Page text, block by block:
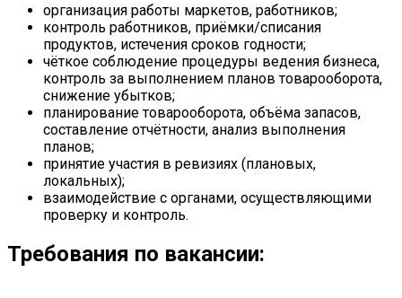
организация работы маркетов, работников;
контроль работников, приёмки/списания
продуктов, истечения сроков годности;
чёткое соблюдение процедуры ведения бизнеса,
контроль за выполнением планов товарооборота,
снижение убытков;
планирование товарооборота, объёма запасов,
составление отчётности, анализ выполнения
планов;
принятие участия в ревизиях (плановых,
локальных);
взаимодействие с органами, осуществляющими
проверку и контроль.
Требования по вакансии: